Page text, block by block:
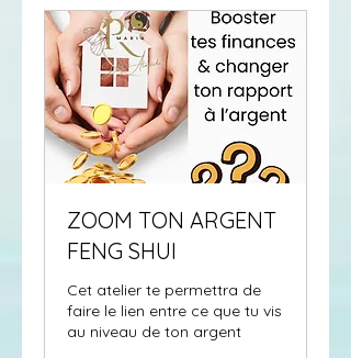
ZOOM TON ARGENT
FENG SHUI
Cet atelier te permettra de
faire le lien entre ce que tu vis
au niveau de ton argent